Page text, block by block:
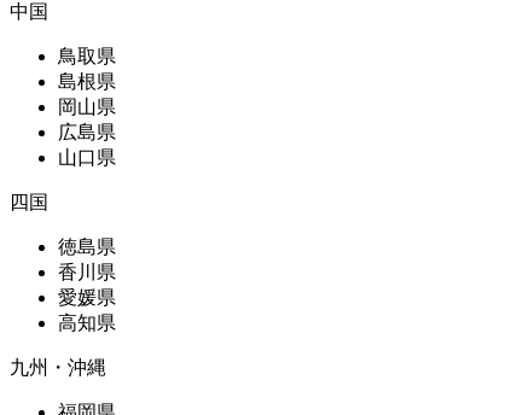
中国
鳥取県
島根県
岡山県
広島県
山口県
四国
徳島県
香川県
愛媛県
高知県
九州・沖縄